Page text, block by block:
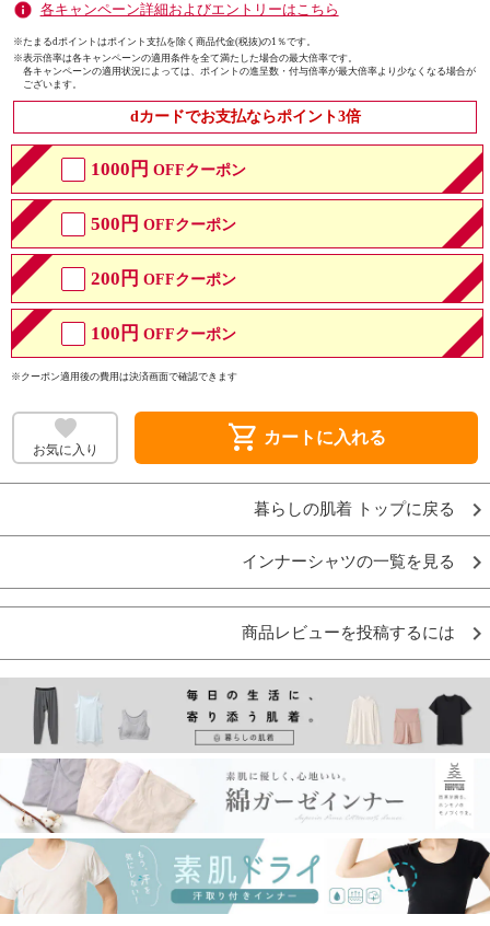
各キャンペーン詳細およびエントリーはこちら
※たまるdポイントはポイント支払を除く商品代金(税抜)の1％です。
※表示倍率は各キャンペーンの適用条件を全て満たした場合の最大倍率です。
各キャンペーンの適用状況によっては、ポイントの進呈数・付与倍率が最大倍率より少なくなる場合が
ございます。
dカードでお支払ならポイント3倍
1000円 OFFクーポン
500円 OFFクーポン
200円 OFFクーポン
100円 OFFクーポン
※クーポン適用後の費用は決済画面で確認できます
お気に入り shopping_cart カートに入れる
暮らしの肌着 トップに戻る
インナーシャツの一覧を見る
商品レビューを投稿するには